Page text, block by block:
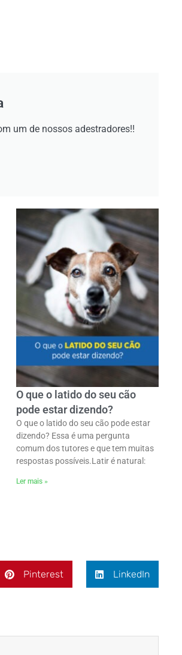
um de nossos adestradores!!
O que o latido do seu cão
pode estar dizendo?
O que o latido do seu cão pode estar
dizendo? Essa é uma pergunta
comum dos tutores e que tem muitas
respostas possíveis.ㅤLatir é natural:
Ler mais »
Pinterest LinkedIn